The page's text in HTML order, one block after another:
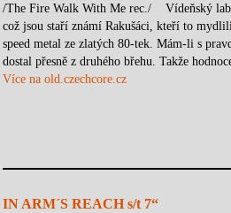
/The Fire Walk With Me rec./ Vídeňský
což jsou staří známí Rakušáci, kteří to
speed metal ze zlatých 80-tek. Mám-li s
dostal přesně z druhého břehu. Takže
Více na old.czechcore.cz
IN ARM´S REACH s/t 7“